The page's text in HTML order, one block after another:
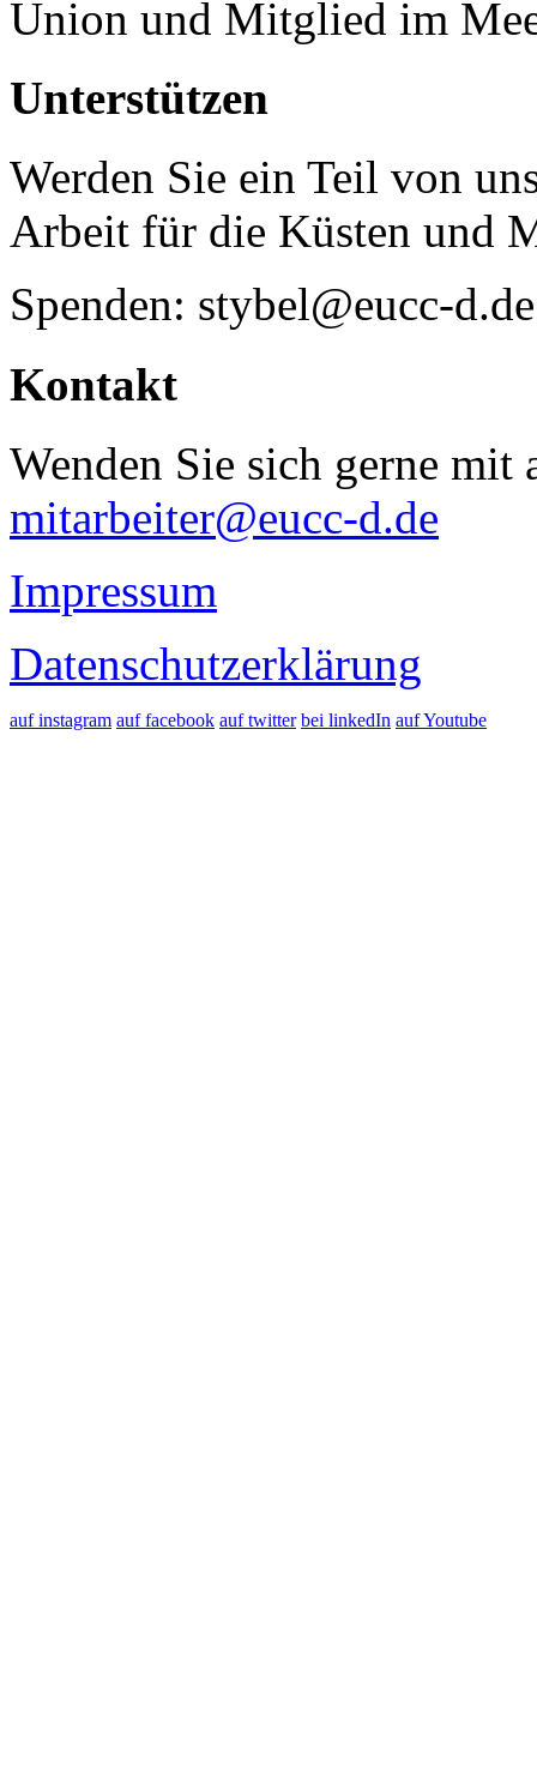
Union und Mitglied im
Unterstützen
Werden Sie ein Teil von
Arbeit für die Küsten und
Spenden: stybel@eucc-d.de
Kontakt
Wenden Sie sich gerne mit
mitarbeiter@eucc-d.de
Impressum
Datenschutzerklärung
auf instagram auf facebook auf twitter bei linkedIn auf Youtube